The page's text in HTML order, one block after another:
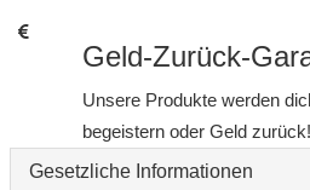
Geld-Zurück-
Unsere Produkte werden
begeistern oder Geld zurück!
Gesetzliche Informationen